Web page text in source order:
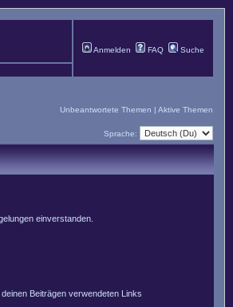
Anmelden FAQ Suche
Unbeantwortete Themen | Aktive Themen
Sprache:
einverstanden.
Beiträgen verwendeten Links